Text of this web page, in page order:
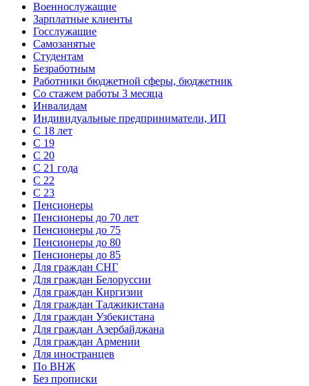
Военнослужащие
Зарплатные клиенты
Госслужащие
Самозанятые
Студентам
Безработным
Работники бюджетной сферы, бюджетник
Cо стажем работы 3 месяца
Инвалидам
Индивидуальные предприниматели, ИП
С 18 лет
С 19
С 20
С 21 года
С 22
С 23
Пенсионеры
Пенсионеры до 70 лет
Пенсионеры до 75
Пенсионеры до 80
Пенсионеры до 85
Для граждан СНГ
Для граждан Белоруссии
Для граждан Киргизии
Для граждан Таджикистана
Для граждан Узбекистана
Для граждан Азербайджана
Для граждан Армении
Для иностранцев
По ВНЖ
Без прописки